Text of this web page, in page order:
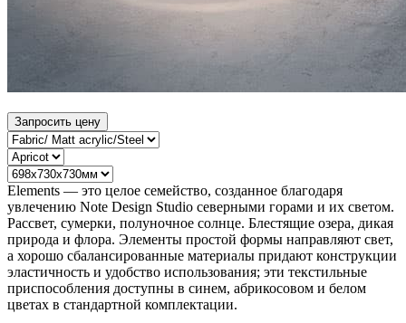
Запросить цену
Elements — это целое семейство, созданное благодаря
увлечению Note Design Studio северными горами и их светом.
Рассвет, сумерки, полуночное солнце. Блестящие озера, дикая
природа и флора. Элементы простой формы направляют свет,
а хорошо сбалансированные материалы придают конструкции
эластичность и удобство использования; эти текстильные
приспособления доступны в синем, абрикосовом и белом
цветах в стандартной комплектации.